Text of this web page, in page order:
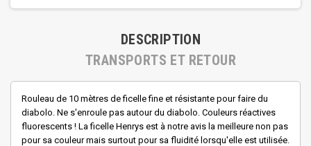
DESCRIPTION
TRANSPORTS ET RETOUR
Rouleau de 10 mètres de ficelle fine et résistante pour faire du
diabolo. Ne s'enroule pas autour du diabolo. Couleurs réactives
fluorescents ! La ficelle Henrys est à notre avis la meilleure non pas
pour sa couleur mais surtout pour sa fluidité lorsqu'elle est utilisée.